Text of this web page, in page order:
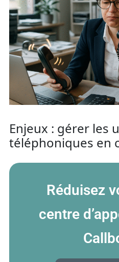
Enjeux : gérer les
téléphoniques en
Réduisez
centre